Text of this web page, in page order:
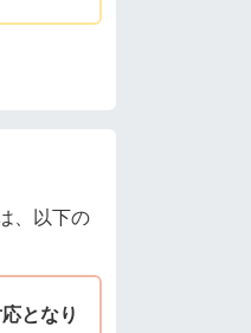
、以下の
となり